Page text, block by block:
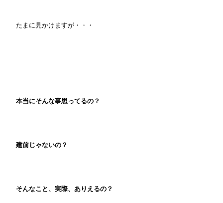
たまに見かけますが・・・
本当にそんな事思ってるの？
建前じゃないの？
そんなこと、実際、ありえるの？